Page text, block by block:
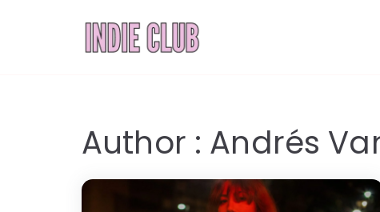
Author : Andrés